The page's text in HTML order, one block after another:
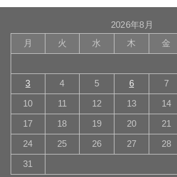
2026年8月
月
火 水 木 金
3 4 5 6 7
10 11 12 13 14
17 18 19 20 21
24 25 26 27 28
31